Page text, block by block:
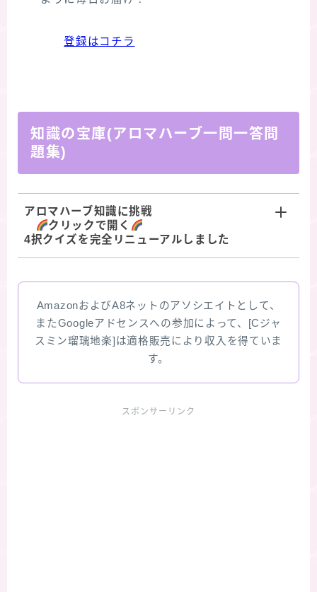
登録はコチラ
知識の宝庫(アロマハーブ一問一答問
題集)
アロマハーブ知識に挑戦
クリックで開く
4択クイズを完全リニューアルしました
AmazonおよびA8ネットのアソシエイトとして、
またGoogleアドセンスへの参加によって、[Cジャ
スミン瑠璃地楽]は適格販売により収入を得ていま
す。
スポンサーリンク